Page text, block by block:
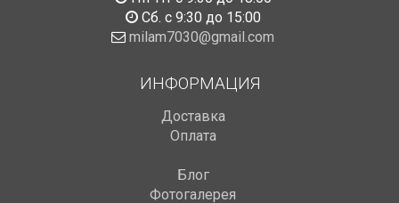
Сб. с 9:30 до 15:00
milam7030@gmail.com
ИНФОРМАЦИЯ
Доставка
Оплата
Блог
Фотогалерея